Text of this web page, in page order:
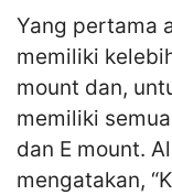
Yang pertama
memiliki
mount dan,
memiliki
dan E mount.
mengatakan,